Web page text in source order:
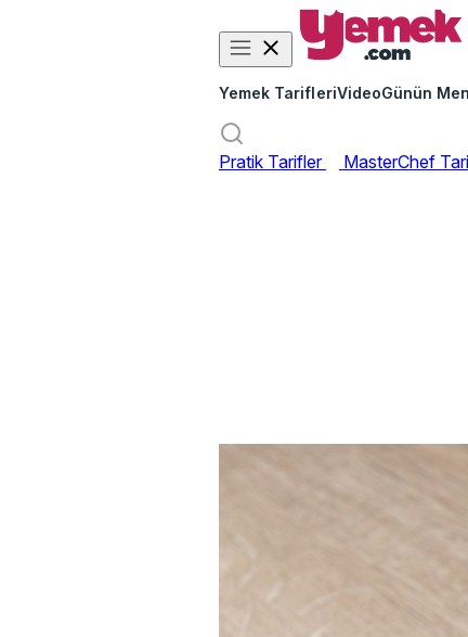
Yemek TarifleriVideoGünün
Pratik Tarifler MasterChef